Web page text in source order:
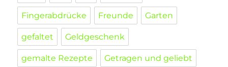
Fingerabdrücke Freunde Garten
gefaltet Geldgeschenk
gemalte Rezepte Getragen und geliebt